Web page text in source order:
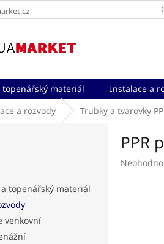
materiál Instalace a
a rozvody Trubky a tvarovky
topenářský materiál
venkovní
PPR
Průměrné